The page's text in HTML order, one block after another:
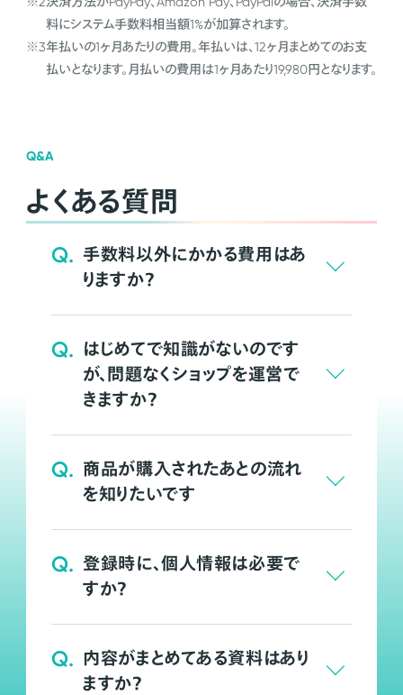
料にシステム手数料相当額1%が加算されます。
※3年払いの1ヶ月あたりの費用。年払いは、12ヶ月まとめてのお支
払いとなります。月払いの費用は1ヶ月あたり19,980円となります。
Q&A
よくある質問
Q. 手数料以外にかかる費用はあ
りますか？
Q. はじめてで知識がないのです
が、問題なくショップを運営で
きますか？
Q. 商品が購入されたあとの流れ
を知りたいです
Q. 登録時に、個人情報は必要で
すか？
Q. 内容がまとめてある資料はあり
ますか？